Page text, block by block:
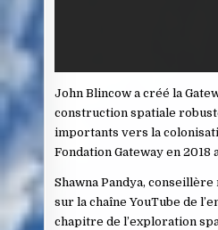
John Blincow a créé la
construction spatiale
importants vers la
Fondation Gateway en 2018
Shawna Pandya,
sur la chaîne YouTube de
chapitre de l’exploration